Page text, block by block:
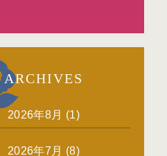
ARCHIVES
2026年8月 (1)
2026年7月 (8)